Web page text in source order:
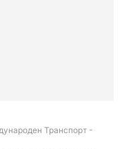
Транспорт -